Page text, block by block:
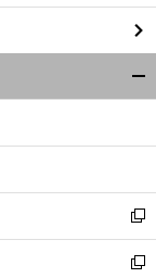
し
い
ウ
ィ
ン
ウ
開
く
新
し
い
新